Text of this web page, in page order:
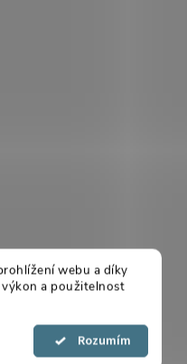
webu a díky
a použitelnost
Souhlasím